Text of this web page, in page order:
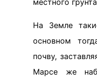
местного
На Земле
основном
почву,
Марсе же